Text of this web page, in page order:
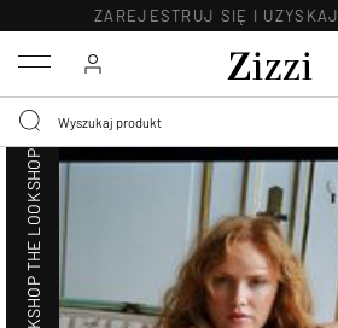
ZAREJESTRUJ SIĘ I UZYSKAJ
Menu
SHOP THE LOOK
SHOP THE LOOK